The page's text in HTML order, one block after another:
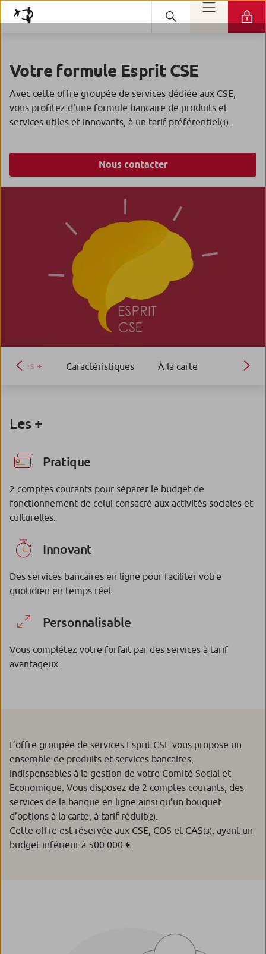
Votre formule Esprit CSE
Avec cette offre groupée de services dédiée aux CSE,
vous profitez d'une formule bancaire de produits et
services utiles et innovants, à un tarif préférentiel(1).
Nous contacter
Les + Caractéristiques À la carte
Les +
Pratique
2 comptes courants pour séparer le budget de
fonctionnement de celui consacré aux activités sociales et
culturelles.
Innovant
Des services bancaires en ligne pour faciliter votre
quotidien en temps réel.
Personnalisable
Vous complétez votre forfait par des services à tarif
avantageux.
L’offre groupée de services Esprit CSE vous propose un
ensemble de produits et services bancaires,
indispensables à la gestion de votre Comité Social et
Economique. Vous disposez de 2 comptes courants, des
services de la banque en ligne ainsi qu’un bouquet
d’options à la carte, à tarif réduit(2)
Cette offre est réservée aux CSE, COS et CAS(3) , ayant un
budget inférieur à 500 000 €.